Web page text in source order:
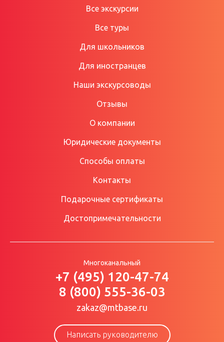
Все экскурсии
Все туры
Для школьников
Для иностранцев
Наши экскурсоводы
Отзывы
О компании
Юридические документы
Способы оплаты
Контакты
Подарочные сертификаты
Достопримечательности
Многоканальный
+7 (495) 120-47-74
8 (800) 555-36-03
zakaz@mtbase.ru
Написать руководителю